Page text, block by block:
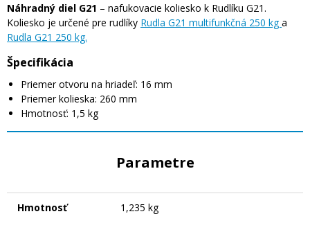
Náhradný diel G21 – nafukovacie koliesko k Rudlíku G21.
Koliesko je určené pre rudlíky Rudla G21 multifunkčná 250 kga
Rudla G21 250 kg.
Špecifikácia
Priemer otvoru na hriadeľ: 16 mm
Priemer kolieska: 260 mm
Hmotnosť: 1,5 kg
Parametre
Hmotnosť 1,235 kg